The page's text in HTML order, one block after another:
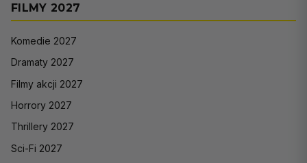
FILMY 2027
Komedie 2027
Dramaty 2027
Filmy akcji 2027
Horrory 2027
Thrillery 2027
Sci-Fi 2027